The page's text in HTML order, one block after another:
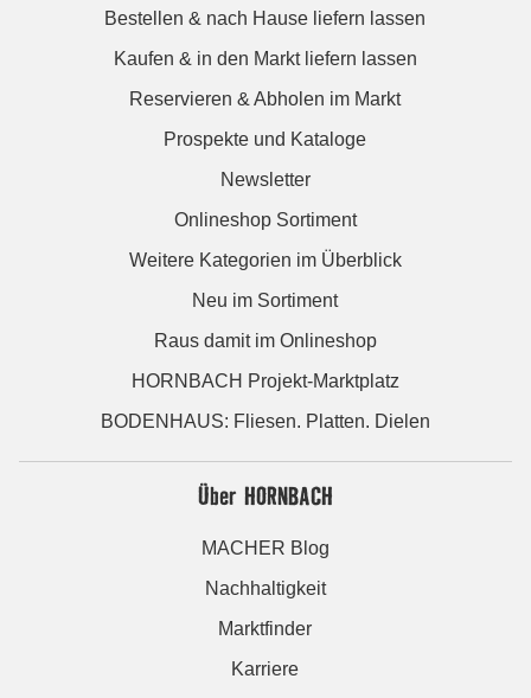
Bestellen & nach Hause liefern lassen
Kaufen & in den Markt liefern lassen
Reservieren & Abholen im Markt
Prospekte und Kataloge
Newsletter
Onlineshop Sortiment
Weitere Kategorien im Überblick
Neu im Sortiment
Raus damit im Onlineshop
HORNBACH Projekt-Marktplatz
BODENHAUS: Fliesen. Platten. Dielen
Über HORNBACH
MACHER Blog
Nachhaltigkeit
Marktfinder
Karriere